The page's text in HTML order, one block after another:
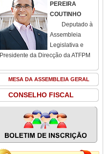
PEREIRA
COUTINHO
Deputado à
Assembleia
Legislativa e
Presidente da Direcção da ATFPM
MESA DA ASSEMBLEIA GERAL
CONSELHO FISCAL